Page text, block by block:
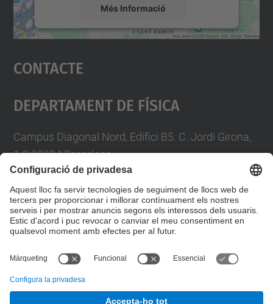
Més Informació
Accepta
powered by
Contacte
Departament De Física
Campus Diagonal Nord, Edifici B5. C. Jordi Girona,
1-3 08034 Barcelona
A/e usd.utgcnticupc.edu
Formulari de contacte